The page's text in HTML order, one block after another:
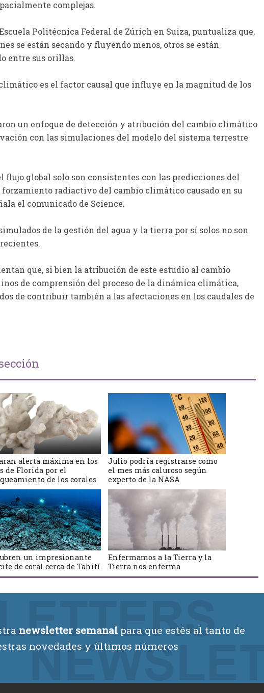
complejas.
Politécnica Federal de Zúrich en Suiza, puntualiza que,
se están secando y fluyendo menos, otros se están
entre sus orillas.
es el factor causal que influye en la magnitud de los
un enfoque de detección y atribución del cambio climático
con las simulaciones del modelo del sistema terrestre
flujo global solo son consistentes con las predicciones del
radiactivo del cambio climático causado en su
el comunicado de Science.
de la gestión del agua y la tierra por sí solos no son
que, si bien la atribución de este estudio al cambio
de comprensión del proceso de la dinámica climática,
de contribuir también a las afectaciones en los caudales de
alerta máxima en los
de Florida por el
de los corales
Julio podría registrarse como
el mes más caluroso según
experto de la NASA
un impresionante
de coral cerca de Tahití
Enfermamos a la Tierra y la
Tierra nos enferma
newsletter semanal para que estés al tanto de
novedades y últimos números